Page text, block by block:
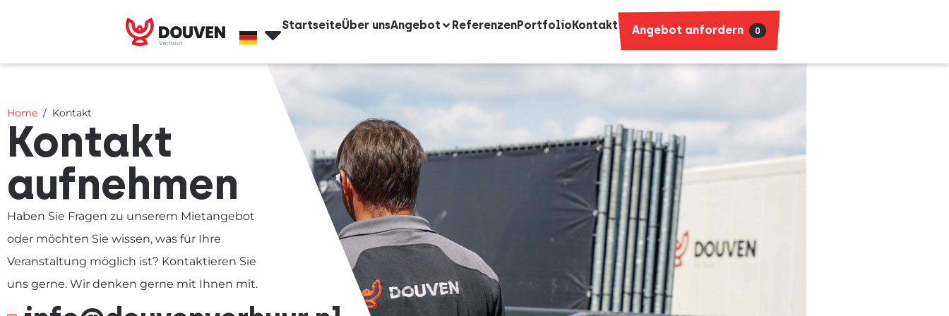
StartseiteÜber unsAngebot ReferenzenPortfolioKontakt Angebot anfordern 0
Home Kontakt
Kontakt
aufnehmen
Haben Sie Fragen zu unserem Mietangebot
oder möchten Sie wissen, was für Ihre
Veranstaltung möglich ist? Kontaktieren Sie
uns gerne. Wir denken gerne mit Ihnen mit.